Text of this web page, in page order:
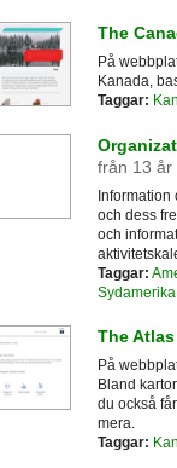
The
På
Kanada,
Taggar:
från 13 år
Information
och dess
och
Taggar:
Sydamerika
The
På
Bland
du också
mera.
Taggar: